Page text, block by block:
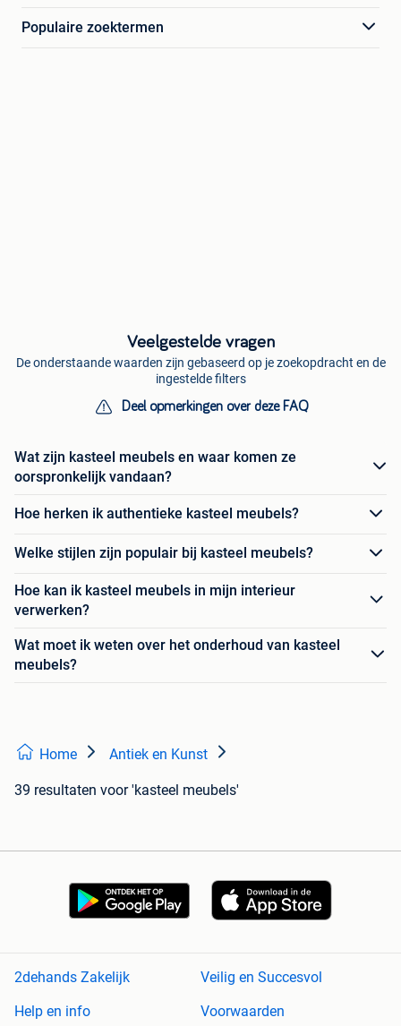
Populaire zoektermen
Veelgestelde vragen
De onderstaande waarden zijn gebaseerd op je zoekopdracht en de
ingestelde filters
Deel opmerkingen over deze FAQ
Wat zijn kasteel meubels en waar komen ze
oorspronkelijk vandaan?
Hoe herken ik authentieke kasteel meubels?
Welke stijlen zijn populair bij kasteel meubels?
Hoe kan ik kasteel meubels in mijn interieur
verwerken?
Wat moet ik weten over het onderhoud van kasteel
meubels?
Home Antiek en Kunst
39 resultaten voor 'kasteel meubels'
2dehands Zakelijk
Veilig en Succesvol
Help en info
Voorwaarden